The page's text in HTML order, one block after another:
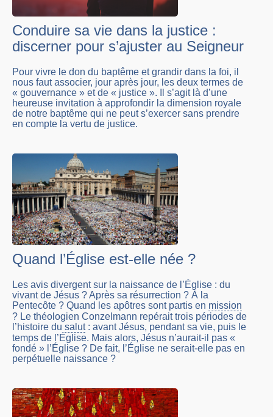
Conduire sa vie dans la justice :
discerner pour s’ajuster au Seigneur
Pour vivre le don du baptême et grandir dans la foi, il
nous faut associer, jour après jour, les deux termes de
« gouvernance » et de « justice ». Il s’agit là d’une
heureuse invitation à approfondir la dimension royale
de notre baptême qui ne peut s’exercer sans prendre
en compte la vertu de justice.
Quand l’Église est-elle née ?
Les avis divergent sur la naissance de l’Église : du
vivant de Jésus ? Après sa résurrection ? À la
Pentecôte ? Quand les apôtres sont partis en mission
? Le théologien Conzelmann repérait trois périodes de
l’histoire du salut: avant Jésus, pendant sa vie, puis le
temps de l’Église. Mais alors, Jésus n’aurait-il pas «
fondé » l’Église ? De fait, l’Église ne serait-elle pas en
perpétuelle naissance ?